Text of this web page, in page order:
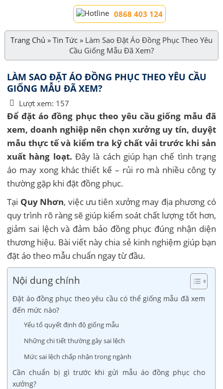
0868 403 124
Trang Chủ » Tin Tức» Làm Sao Đặt Áo Đồng Phục Theo Yêu
Cầu Giống Mẫu Đã Xem?
LÀM SAO ĐẶT ÁO ĐỒNG PHỤC THEO YÊU CẦU
GIỐNG MẪU ĐÃ XEM?
Lượt xem: 157
Để đặt áo đồng phục theo yêu cầu giống mẫu đã
xem, doanh nghiệp nên chọn xưởng uy tín, duyệt
mẫu thực tế và kiểm tra kỹ chất vải trước khi sản
xuất hàng loạt. Đây là cách giúp hạn chế tình trạng
áo may xong khác thiết kế – rủi ro mà nhiều công ty
thường gặp khi đặt đồng phục.
Tại Quy Nhơn, việc ưu tiên xưởng may địa phương có
quy trình rõ ràng sẽ giúp kiểm soát chất lượng tốt hơn,
giảm sai lệch và đảm bảo đồng phục đúng nhận diện
thương hiệu. Bài viết này chia sẻ kinh nghiệm giúp bạn
đặt áo theo mẫu chuẩn ngay từ đầu.
Nội dung chính
Đặt áo đồng phục theo yêu cầu có thể giống mẫu đã xem
đến mức nào?
Yếu tố quyết định độ giống mẫu
Những chi tiết thường gây sai lệch
Mức sai lệch chấp nhận trong ngành
Cần chuẩn bị gì trước khi gửi mẫu áo đồng phục cho
xưởng?